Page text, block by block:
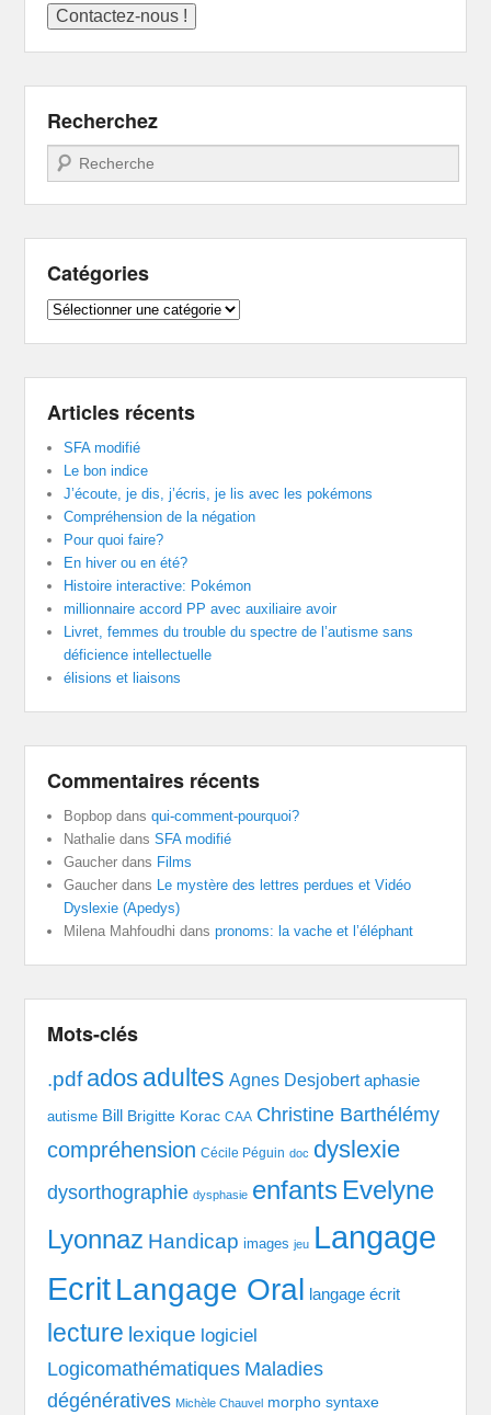
Recherchez
Recherche
Catégories
Catégories
Articles récents
SFA modifié
Le bon indice
J’écoute, je dis, j’écris, je lis avec les pokémons
Compréhension de la négation
Pour quoi faire?
En hiver ou en été?
Histoire interactive: Pokémon
millionnaire accord PP avec auxiliaire avoir
Livret, femmes du trouble du spectre de l’autisme sans
déficience intellectuelle
élisions et liaisons
Commentaires récents
Bopbop dansqui-comment-pourquoi?
Nathalie dansSFA modifié
Gaucher dans Films
Gaucher dans Le mystère des lettres perdues et Vidéo
Dyslexie (Apedys)
Milena Mahfoudhi danspronoms: la vache et l’éléphant
Mots-clés
.pdf ados adultes Agnes Desjobert aphasie
autisme Bill Brigitte Korac CAA Christine Barthélémy
compréhension Cécile Péguin doc dyslexie
dysorthographie dysphasie enfants Evelyne
Lyonnaz Handicap images jeu Langage
EcritLangage Oral langage écrit
lecture lexique logiciel
Logicomathématiques Maladies
dégénératives Michèle Chauvel morpho syntaxe